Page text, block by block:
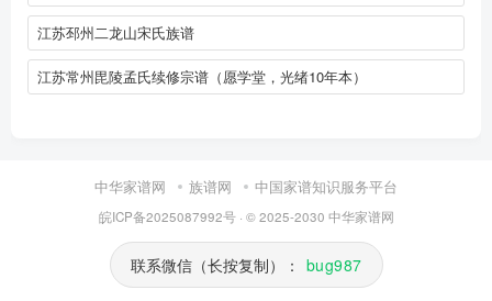
江苏邳州二龙山宋氏族谱
江苏常州毘陵孟氏续修宗谱（愿学堂，光绪10年本）
中华家谱网 族谱网 中国家谱知识服务平台
皖ICP备2025087992号· © 2025-2030 中华家谱网
联系微信（长按复制）： bug987